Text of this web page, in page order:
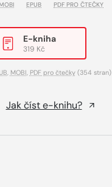
EPUB PDF PRO ČTEČKY
E-kniha
319 Kč
, MOBI, PDF pro čtečky(354 stran)
Jak číst e-knihu?